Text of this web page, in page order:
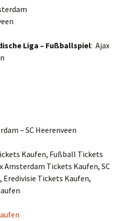
Liga – Fußballspiel: Ajax
– SC Heerenveen
Kaufen, Fußball Tickets
Amsterdam Tickets Kaufen, SC
Eredivisie Tickets Kaufen,